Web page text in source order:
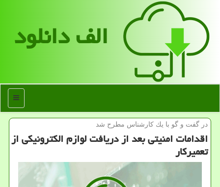
الف دانلود
منو
در گفت و گو با یك كارشناس مطرح شد
اقدامات امنیتی بعد از دریافت لوازم الكترونیكی از
تعمیركار